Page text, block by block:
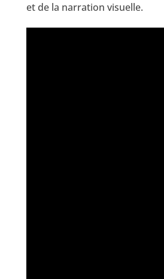
et de la narration visuelle.